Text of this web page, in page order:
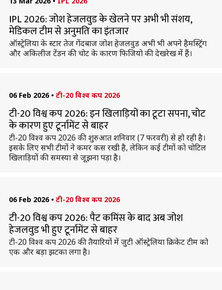
IPL 2026: जोश हेजलवुड के खेलने पर अभी भी संशय,
मेडिकल टीम से अनुमति का इंतजार
ऑस्ट्रेलिया के स्टार तेज गेंदबाज जोश हेजलवुड अभी भी अपने हैमस्ट्रिंग
और अकिलीज टेंडन की चोट के कारण फिजियो की देखरेख में हैं।
06 Feb 2026 • टी-20 विश्व कप 2026
टी-20 विश्व कप 2026: इन खिलाड़ियों का टूटा सपना, चोट
के कारण हुए टूर्नामेंट से बाहर
टी-20 विश्व कप 2026 की शुरुआत शनिवार (7 फरवरी) से हो रही है।
इसके लिए सभी टीमों ने कमर कस रखी है, लेकिन कई टीमों को चोटिल
खिलाड़ियों की समस्या से जूझना पड़ा है।
06 Feb 2026 • टी-20 विश्व कप 2026
टी-20 विश्व कप 2026: पैट कमिंस के बाद अब जोश
हेजलवुड भी हुए टूर्नामेंट से बाहर
टी-20 विश्व कप 2026 की तैयारियों में जुटी ऑस्ट्रेलिया क्रिकेट टीम को
एक और बड़ा झटका लगा है।